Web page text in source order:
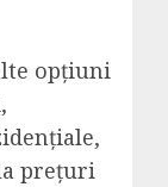
opțiuni
prețuri